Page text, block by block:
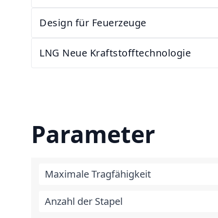
Design für Feuerzeuge
LNG Neue Kraftstofftechnologie
Parameter
Maximale Tragfähigkeit
Anzahl der Stapel